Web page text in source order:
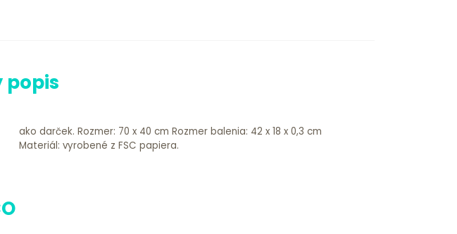
popis
Materiál: vyrobené z FSC papiera.